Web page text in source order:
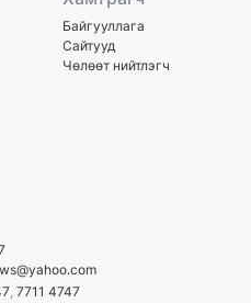
Байгууллага
Сайтууд
Чөлөөт нийтлэгч
7711 4747